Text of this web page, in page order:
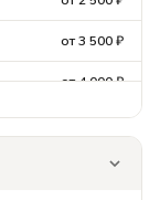
от 3 500 ₽
от 4 000 ₽
от 3 500 ₽
от 3 000 ₽